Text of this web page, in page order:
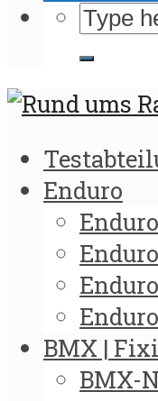
Enduro
BMX |
BMX-